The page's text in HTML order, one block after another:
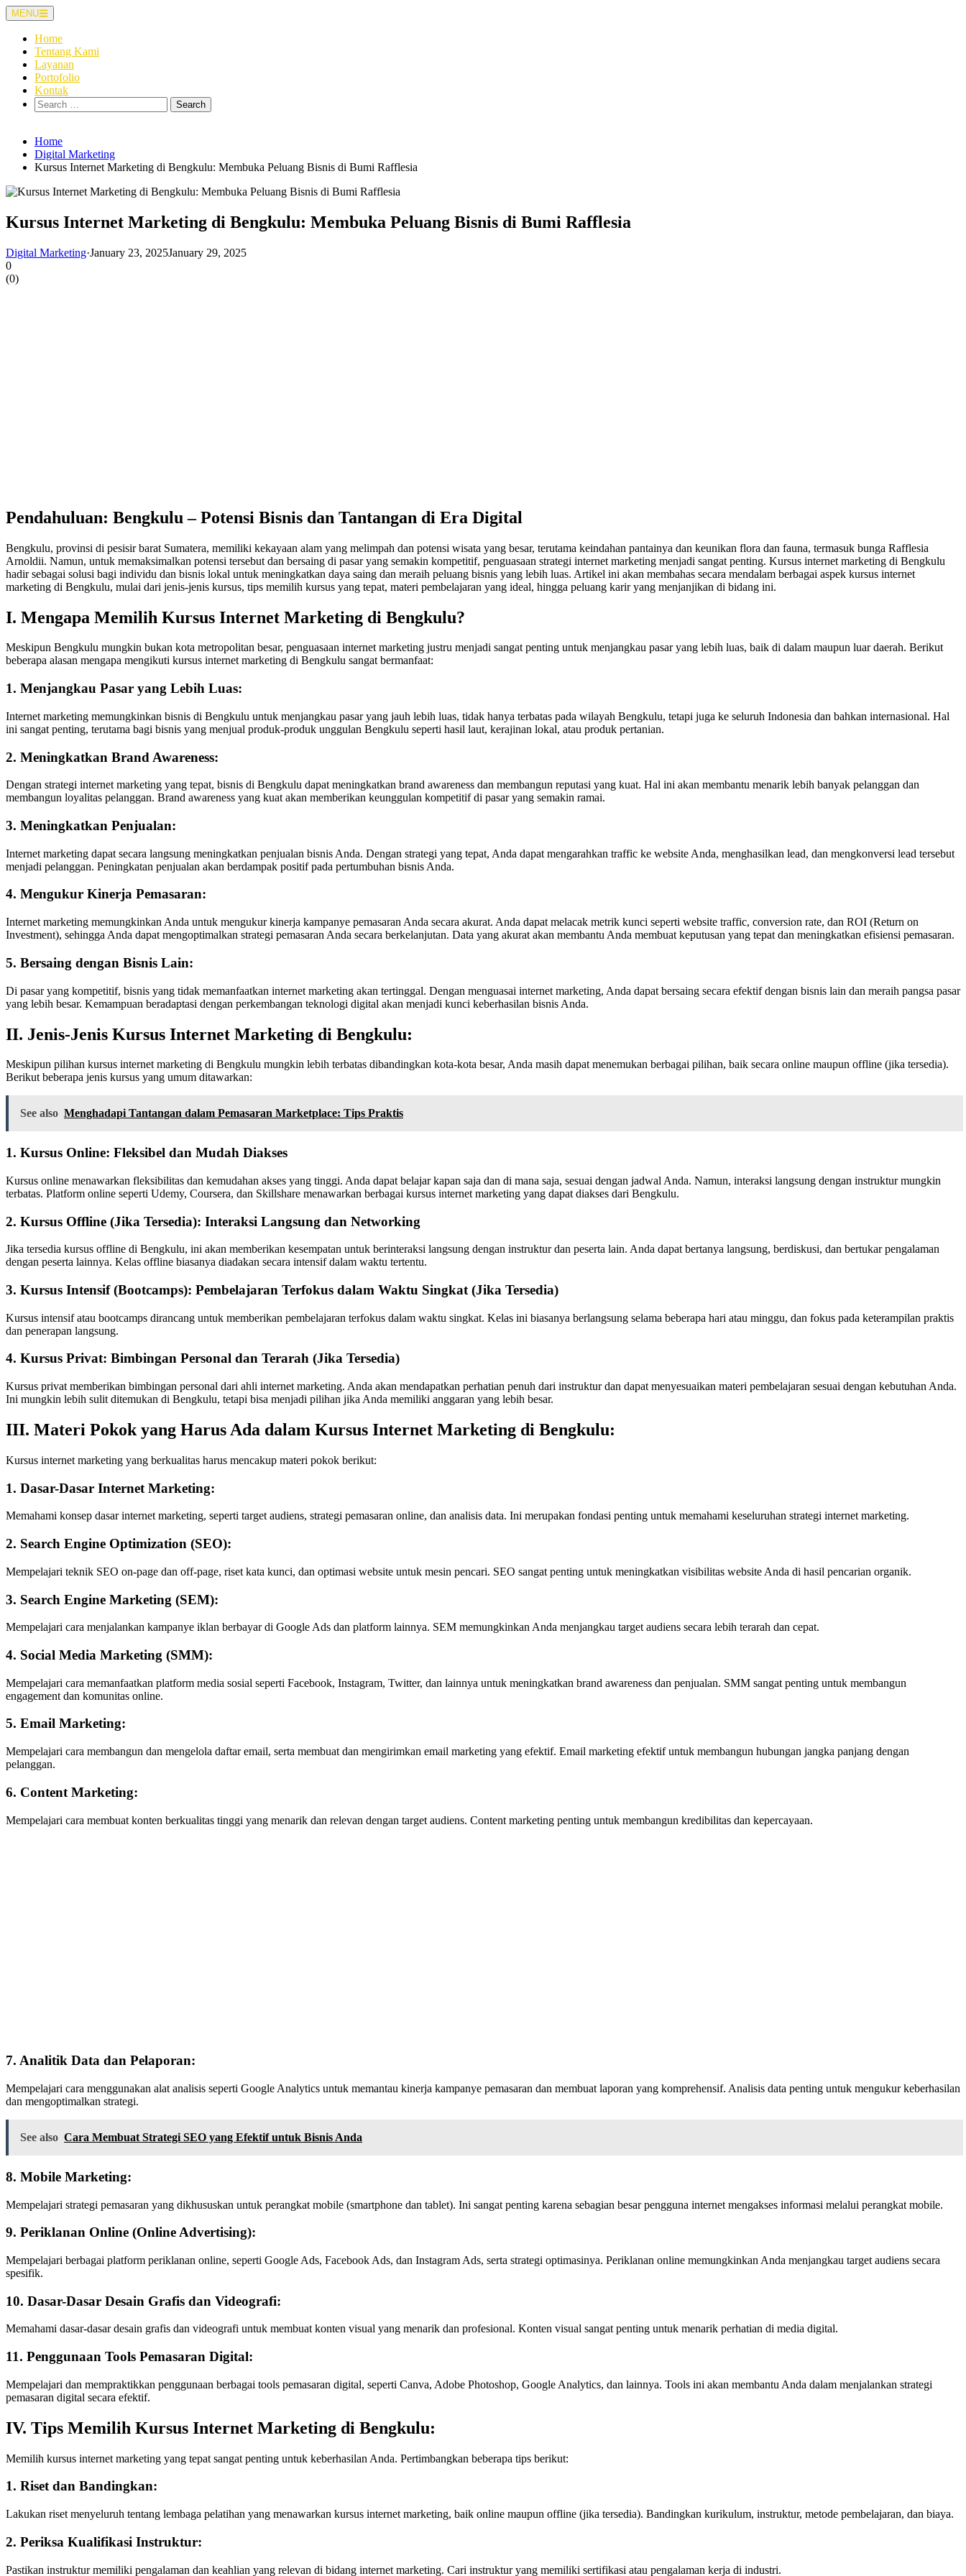
Skip
to
content
MENU
Home
Tentang Kami
Layanan
Portofolio
Kontak
Search
for:
Home
Digital Marketing
Kursus Internet Marketing di Bengkulu: Membuka Peluang Bisnis di Bumi Rafflesia
Kursus Internet Marketing di Bengkulu: Membuka Peluang Bisnis di Bumi Rafflesia
Digital Marketing·January 23, 2025January 29, 2025
0
(0)
Pendahuluan: Bengkulu – Potensi Bisnis dan Tantangan di Era Digital
Bengkulu, provinsi di pesisir barat Sumatera, memiliki kekayaan alam yang melimpah dan potensi wisata yang besar, terutama keindahan pantainya dan keunikan flora dan fauna, termasuk bunga Rafflesia
Arnoldii. Namun, untuk memaksimalkan potensi tersebut dan bersaing di pasar yang semakin kompetitif, penguasaan strategi internet marketing menjadi sangat penting. Kursus internet marketing di Bengkulu
hadir sebagai solusi bagi individu dan bisnis lokal untuk meningkatkan daya saing dan meraih peluang bisnis yang lebih luas. Artikel ini akan membahas secara mendalam berbagai aspek kursus internet
marketing di Bengkulu, mulai dari jenis-jenis kursus, tips memilih kursus yang tepat, materi pembelajaran yang ideal, hingga peluang karir yang menjanjikan di bidang ini.
I. Mengapa Memilih Kursus Internet Marketing di Bengkulu?
Meskipun Bengkulu mungkin bukan kota metropolitan besar, penguasaan internet marketing justru menjadi sangat penting untuk menjangkau pasar yang lebih luas, baik di dalam maupun luar daerah. Berikut
beberapa alasan mengapa mengikuti kursus internet marketing di Bengkulu sangat bermanfaat:
1. Menjangkau Pasar yang Lebih Luas:
Internet marketing memungkinkan bisnis di Bengkulu untuk menjangkau pasar yang jauh lebih luas, tidak hanya terbatas pada wilayah Bengkulu, tetapi juga ke seluruh Indonesia dan bahkan internasional. Hal
ini sangat penting, terutama bagi bisnis yang menjual produk-produk unggulan Bengkulu seperti hasil laut, kerajinan lokal, atau produk pertanian.
2. Meningkatkan Brand Awareness:
Dengan strategi internet marketing yang tepat, bisnis di Bengkulu dapat meningkatkan brand awareness dan membangun reputasi yang kuat. Hal ini akan membantu menarik lebih banyak pelanggan dan
membangun loyalitas pelanggan. Brand awareness yang kuat akan memberikan keunggulan kompetitif di pasar yang semakin ramai.
3. Meningkatkan Penjualan:
Internet marketing dapat secara langsung meningkatkan penjualan bisnis Anda. Dengan strategi yang tepat, Anda dapat mengarahkan traffic ke website Anda, menghasilkan lead, dan mengkonversi lead tersebut
menjadi pelanggan. Peningkatan penjualan akan berdampak positif pada pertumbuhan bisnis Anda.
4. Mengukur Kinerja Pemasaran:
Internet marketing memungkinkan Anda untuk mengukur kinerja kampanye pemasaran Anda secara akurat. Anda dapat melacak metrik kunci seperti website traffic, conversion rate, dan ROI (Return on
Investment), sehingga Anda dapat mengoptimalkan strategi pemasaran Anda secara berkelanjutan. Data yang akurat akan membantu Anda membuat keputusan yang tepat dan meningkatkan efisiensi pemasaran.
5. Bersaing dengan Bisnis Lain:
Di pasar yang kompetitif, bisnis yang tidak memanfaatkan internet marketing akan tertinggal. Dengan menguasai internet marketing, Anda dapat bersaing secara efektif dengan bisnis lain dan meraih pangsa pasar
yang lebih besar. Kemampuan beradaptasi dengan perkembangan teknologi digital akan menjadi kunci keberhasilan bisnis Anda.
II. Jenis-Jenis Kursus Internet Marketing di Bengkulu:
Meskipun pilihan kursus internet marketing di Bengkulu mungkin lebih terbatas dibandingkan kota-kota besar, Anda masih dapat menemukan berbagai pilihan, baik secara online maupun offline (jika tersedia).
Berikut beberapa jenis kursus yang umum ditawarkan:
See also Menghadapi Tantangan dalam Pemasaran Marketplace: Tips Praktis
1. Kursus Online: Fleksibel dan Mudah Diakses
Kursus online menawarkan fleksibilitas dan kemudahan akses yang tinggi. Anda dapat belajar kapan saja dan di mana saja, sesuai dengan jadwal Anda. Namun, interaksi langsung dengan instruktur mungkin
terbatas. Platform online seperti Udemy, Coursera, dan Skillshare menawarkan berbagai kursus internet marketing yang dapat diakses dari Bengkulu.
2. Kursus Offline (Jika Tersedia): Interaksi Langsung dan Networking
Jika tersedia kursus offline di Bengkulu, ini akan memberikan kesempatan untuk berinteraksi langsung dengan instruktur dan peserta lain. Anda dapat bertanya langsung, berdiskusi, dan bertukar pengalaman
dengan peserta lainnya. Kelas offline biasanya diadakan secara intensif dalam waktu tertentu.
3. Kursus Intensif (Bootcamps): Pembelajaran Terfokus dalam Waktu Singkat (Jika Tersedia)
Kursus intensif atau bootcamps dirancang untuk memberikan pembelajaran terfokus dalam waktu singkat. Kelas ini biasanya berlangsung selama beberapa hari atau minggu, dan fokus pada keterampilan praktis
dan penerapan langsung.
4. Kursus Privat: Bimbingan Personal dan Terarah (Jika Tersedia)
Kursus privat memberikan bimbingan personal dari ahli internet marketing. Anda akan mendapatkan perhatian penuh dari instruktur dan dapat menyesuaikan materi pembelajaran sesuai dengan kebutuhan Anda.
Ini mungkin lebih sulit ditemukan di Bengkulu, tetapi bisa menjadi pilihan jika Anda memiliki anggaran yang lebih besar.
III. Materi Pokok yang Harus Ada dalam Kursus Internet Marketing di Bengkulu:
Kursus internet marketing yang berkualitas harus mencakup materi pokok berikut:
1. Dasar-Dasar Internet Marketing:
Memahami konsep dasar internet marketing, seperti target audiens, strategi pemasaran online, dan analisis data. Ini merupakan fondasi penting untuk memahami keseluruhan strategi internet marketing.
2. Search Engine Optimization (SEO):
Mempelajari teknik SEO on-page dan off-page, riset kata kunci, dan optimasi website untuk mesin pencari. SEO sangat penting untuk meningkatkan visibilitas website Anda di hasil pencarian organik.
3. Search Engine Marketing (SEM):
Mempelajari cara menjalankan kampanye iklan berbayar di Google Ads dan platform lainnya. SEM memungkinkan Anda menjangkau target audiens secara lebih terarah dan cepat.
4. Social Media Marketing (SMM):
Mempelajari cara memanfaatkan platform media sosial seperti Facebook, Instagram, Twitter, dan lainnya untuk meningkatkan brand awareness dan penjualan. SMM sangat penting untuk membangun
engagement dan komunitas online.
5. Email Marketing:
Mempelajari cara membangun dan mengelola daftar email, serta membuat dan mengirimkan email marketing yang efektif. Email marketing efektif untuk membangun hubungan jangka panjang dengan
pelanggan.
6. Content Marketing:
Mempelajari cara membuat konten berkualitas tinggi yang menarik dan relevan dengan target audiens. Content marketing penting untuk membangun kredibilitas dan kepercayaan.
7. Analitik Data dan Pelaporan:
Mempelajari cara menggunakan alat analisis seperti Google Analytics untuk memantau kinerja kampanye pemasaran dan membuat laporan yang komprehensif. Analisis data penting untuk mengukur keberhasilan
dan mengoptimalkan strategi.
See also Cara Membuat Strategi SEO yang Efektif untuk Bisnis Anda
8. Mobile Marketing:
Mempelajari strategi pemasaran yang dikhususkan untuk perangkat mobile (smartphone dan tablet). Ini sangat penting karena sebagian besar pengguna internet mengakses informasi melalui perangkat mobile.
9. Periklanan Online (Online Advertising):
Mempelajari berbagai platform periklanan online, seperti Google Ads, Facebook Ads, dan Instagram Ads, serta strategi optimasinya. Periklanan online memungkinkan Anda menjangkau target audiens secara
spesifik.
10. Dasar-Dasar Desain Grafis dan Videografi:
Memahami dasar-dasar desain grafis dan videografi untuk membuat konten visual yang menarik dan profesional. Konten visual sangat penting untuk menarik perhatian di media digital.
11. Penggunaan Tools Pemasaran Digital:
Mempelajari dan mempraktikkan penggunaan berbagai tools pemasaran digital, seperti Canva, Adobe Photoshop, Google Analytics, dan lainnya. Tools ini akan membantu Anda dalam menjalankan strategi
pemasaran digital secara efektif.
IV. Tips Memilih Kursus Internet Marketing di Bengkulu:
Memilih kursus internet marketing yang tepat sangat penting untuk keberhasilan Anda. Pertimbangkan beberapa tips berikut:
1. Riset dan Bandingkan:
Lakukan riset menyeluruh tentang lembaga pelatihan yang menawarkan kursus internet marketing, baik online maupun offline (jika tersedia). Bandingkan kurikulum, instruktur, metode pembelajaran, dan biaya.
2. Periksa Kualifikasi Instruktur:
Pastikan instruktur memiliki pengalaman dan keahlian yang relevan di bidang internet marketing. Cari instruktur yang memiliki sertifikasi atau pengalaman kerja di industri.